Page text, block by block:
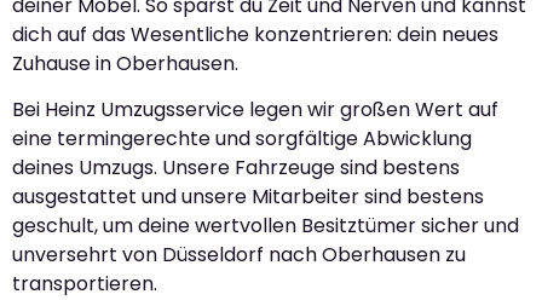
dich auf das Wesentliche konzentrieren: dein neues
Zuhause in Oberhausen.
Bei Heinz Umzugsservice legen wir großen Wert auf
eine termingerechte und sorgfältige Abwicklung
deines Umzugs. Unsere Fahrzeuge sind bestens
ausgestattet und unsere Mitarbeiter sind bestens
geschult, um deine wertvollen Besitztümer sicher und
unversehrt von Düsseldorf nach Oberhausen zu
transportieren.